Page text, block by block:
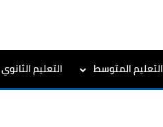
التعليم المتوسط التعليم الثانوي